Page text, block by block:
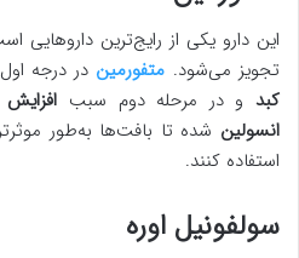
تجویز می‌شود. متفورمین در درجه
کبدو در مرحله دوم سبب
انسولین شده تا بافت‌ها به‌طور
استفاده کنند.
سولفونیل اوره‌